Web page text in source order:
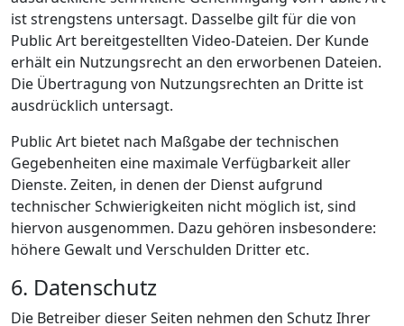
ist strengstens untersagt. Dasselbe gilt für die von
Public Art bereitgestellten Video-Dateien. Der Kunde
erhält ein Nutzungsrecht an den erworbenen Dateien.
Die Übertragung von Nutzungsrechten an Dritte ist
ausdrücklich untersagt.
Public Art bietet nach Maßgabe der technischen
Gegebenheiten eine maximale Verfügbarkeit aller
Dienste. Zeiten, in denen der Dienst aufgrund
technischer Schwierigkeiten nicht möglich ist, sind
hiervon ausgenommen. Dazu gehören insbesondere:
höhere Gewalt und Verschulden Dritter etc.
6. Datenschutz
Die Betreiber dieser Seiten nehmen den Schutz Ihrer